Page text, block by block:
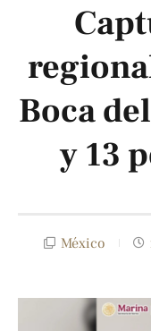
Boca
y 13
México